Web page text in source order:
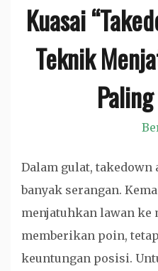
Kuasai
Teknik
Dalam gulat, takedown
banyak serangan.
menjatuhkan lawan ke
memberikan poin,
keuntungan posisi.